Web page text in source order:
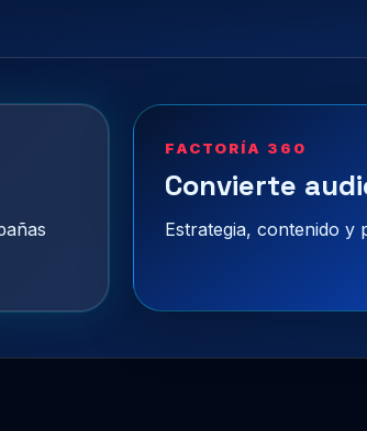
FACTORÍA 360
Convierte
Estrategia, contenido y